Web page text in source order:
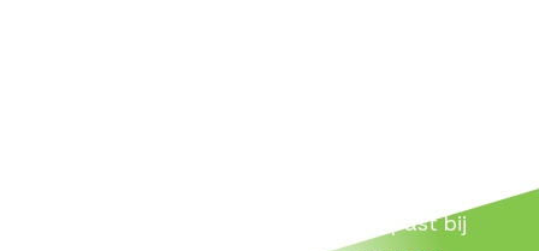
met je mee en kijken wat het beste past bij